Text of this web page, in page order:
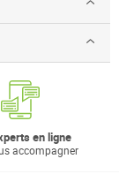
en ligne
accompagner